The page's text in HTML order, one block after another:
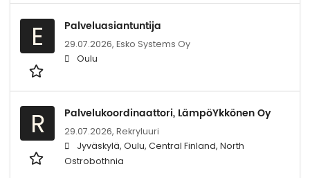
E Palveluasiantuntija
29.07.2026, Esko Systems Oy
Oulu
R Palvelukoordinaattori, LämpöYkkönen Oy
29.07.2026, Rekryluuri
Jyväskylä, Oulu, Central Finland, North
Ostrobothnia